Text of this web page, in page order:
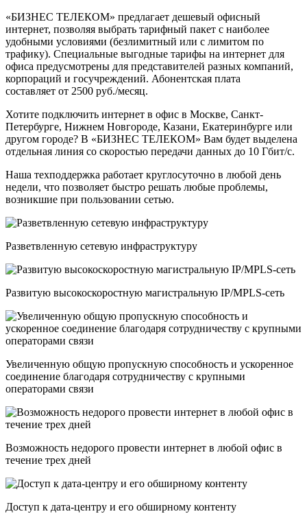
«БИЗНЕС ТЕЛЕКОМ» предлагает дешевый офисный
интернет, позволяя выбрать тарифный пакет с наиболее
удобными условиями (безлимитный или с лимитом по
трафику). Специальные выгодные тарифы на интернет для
офиса предусмотрены для представителей разных компаний,
корпораций и госучреждений. Абонентская плата
составляет от 2500 руб./месяц.
Хотите подключить интернет в офис в Москве, Санкт-
Петербурге, Нижнем Новгороде, Казани, Екатеринбурге или
другом городe? В «БИЗНЕС ТЕЛЕКОМ» Вам будет выделена
отдельная линия со скоростью передачи данных до 10 Гбит/с.
Наша техподдержка работает круглосуточно в любой день
недели, что позволяет быстро решать любые проблемы,
возникшие при пользовании сетью.
Разветвленную сетевую инфраструктуру
Развитую высокоскоростную магистральную IP/MPLS-сеть
Увеличенную общую пропускную способность и ускоренное
соединение благодаря сотрудничеству с крупными
операторами связи
Возможность недорого провести интернет в любой офис в
течение трех дней
Доступ к дата-центру и его обширному контенту